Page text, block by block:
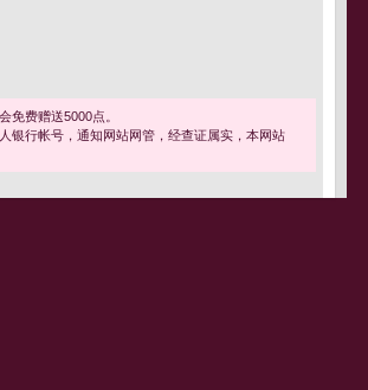
免费赠送5000点。
银行帐号，通知网站网管，经查证属实，本网站